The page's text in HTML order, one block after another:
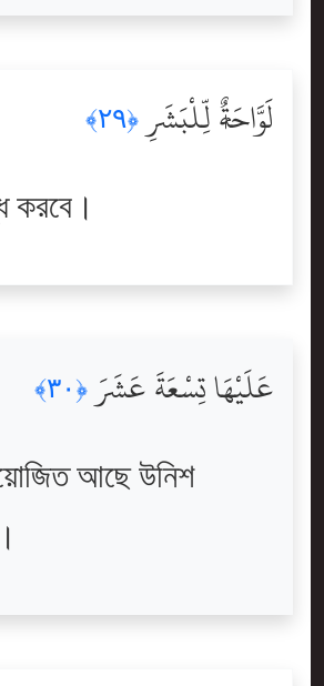
لَوَّاحَةٌۭ لِّلْبَشَرِ ﴿٢٩﴾
করবে।
عَلَيْهَا تِسْعَةَ عَشَرَ ﴿٣٠﴾
আছে উনিশ